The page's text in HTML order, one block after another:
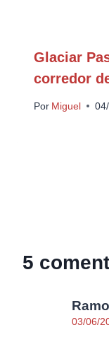
Glaciar
corredor
Por Miguel
5
03/06/